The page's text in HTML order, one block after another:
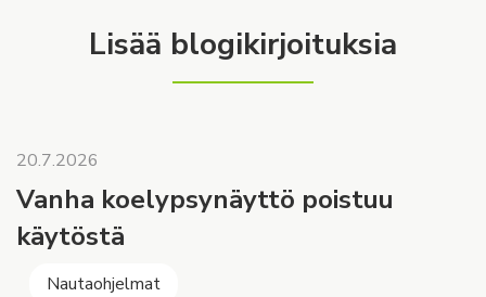
Lisää blogikirjoituksia
20.7.2026
Vanha koelypsynäyttö poistuu
käytöstä
Nautaohjelmat